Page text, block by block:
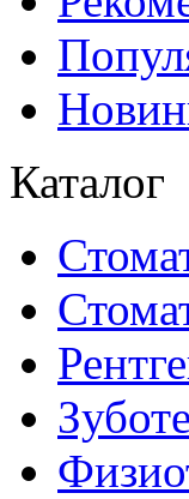
Каталог